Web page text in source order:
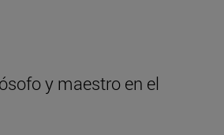
y maestro en el